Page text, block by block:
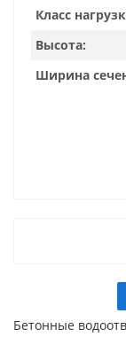
Класс
Высота:
Ширина
Бетонные